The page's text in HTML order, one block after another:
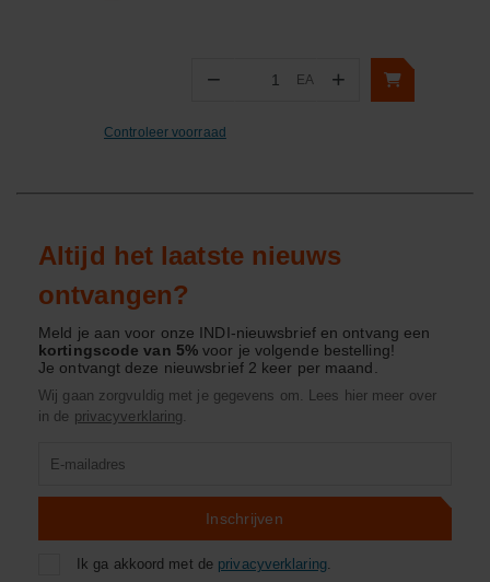
− Aantal
EA +
Controleer voorraad
Altijd het laatste nieuws
ontvangen?
Meld je aan voor onze INDI-nieuwsbrief en ontvang een
kortingscode van 5%voor je volgende bestelling!
Je ontvangt deze nieuwsbrief 2 keer per maand.
Wij gaan zorgvuldig met je gegevens om. Lees hier meer over
in de privacyverklaring.
Inschrijven
Ik ga akkoord met de privacyverklaring.